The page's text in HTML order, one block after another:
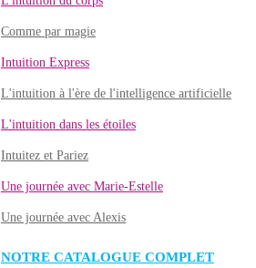
Comme par magie
Intuition Express
L'intuition à l'ère de l'intelligence artificielle
L'intuition dans les étoiles
Intuitez et Pariez
Une journée avec Marie-Estelle
Une journée avec Alexis
NOTRE CATALOGUE COMPLET